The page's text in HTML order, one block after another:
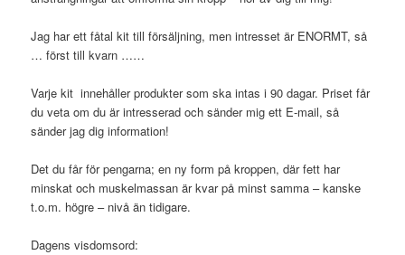
Jag har ett fåtal kit till försäljning, men intresset är ENORMT, så
… först till kvarn ……
Varje kit innehåller produkter som ska intas i 90 dagar. Priset får
du veta om du är intresserad och sänder mig ett E-mail, så
sänder jag dig information!
Det du får för pengarna; en ny form på kroppen, där fett har
minskat och muskelmassan är kvar på minst samma – kanske
t.o.m. högre – nivå än tidigare.
Dagens visdomsord: